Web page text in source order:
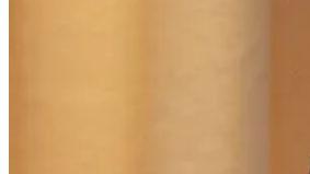
clientes novos versus clientes recorrentes,
5. Taxa de Cliques (CTR) em Campanhas de
Se os vouchers forem distribuídos
link para resgatar ou ver mais detalhes